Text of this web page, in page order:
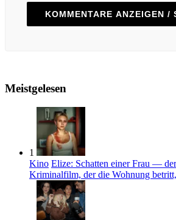
KOMMENTARE ANZEIGEN /
Meistgelesen
1
Kino Elize: Schatten einer Frau —
Kriminalfilm, der die Wohnung